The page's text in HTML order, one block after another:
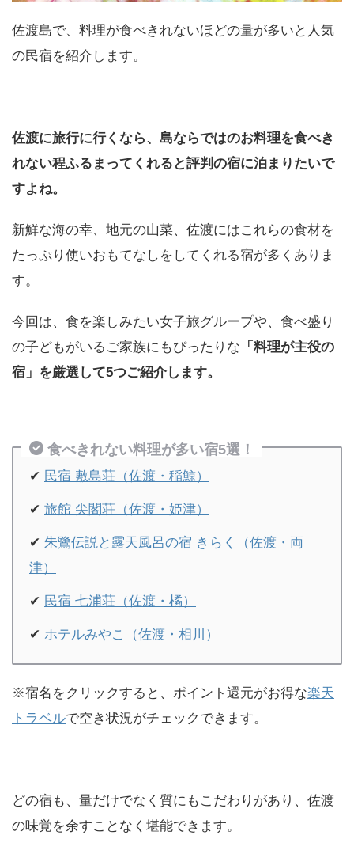
佐渡島で、料理が食べきれないほどの量が多いと人気
の民宿を紹介します。
佐渡に旅行に行くなら、島ならではのお料理を食べき
れない程ふるまってくれると評判の宿に泊まりたいで
すよね。
新鮮な海の幸、地元の山菜、佐渡にはこれらの食材を
たっぷり使いおもてなしをしてくれる宿が多くありま
す。
今回は、食を楽しみたい女子旅グループや、食べ盛り
の子どもがいるご家族にもぴったりな 「料理が主役の
宿」を厳選して5つご紹介します。
食べきれない料理が多い宿5選！
✔ 民宿 敷島荘（佐渡・稲鯨）
✔ 旅館 尖閣荘（佐渡・姫津）
✔ 朱鷺伝説と露天風呂の宿 きらく（佐渡・両
津）
✔ 民宿 七浦荘（佐渡・橘）
✔ ホテルみやこ（佐渡・相川）
※宿名をクリックすると、ポイント還元がお得な楽天
トラベルで空き状況がチェックできます。
どの宿も、量だけでなく質にもこだわりがあり、佐渡
の味覚を余すことなく堪能できます。